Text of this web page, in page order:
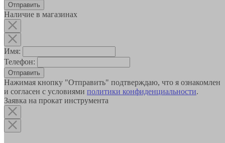
Наличие в магазинах
Имя:
Телефон:
Отправить
Нажимая кнопку "Отправить" подтверждаю, что я ознакомлен
и согласен с условиями политики конфиденциальности.
Заявка на прокат инструмента